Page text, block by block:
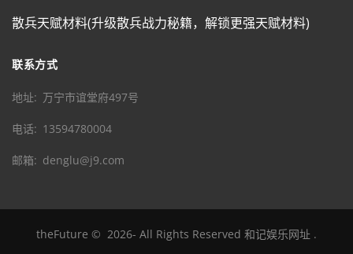
散兵天赋材料(升级散兵战力秘籍，解锁更强天赋材料)
联系方式
地址 万宁市谊堂府497号
电话 13594780004
邮箱 denglu@j9.com
theFuture © 2026- All Rights Reserved 和记娱乐网址 .